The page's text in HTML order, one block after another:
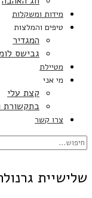
מידות ומשקלות
טיפים והמלצות
המגדיר
גבישס
מטיילת
מי אני
קצת עלי
בתקשורת
צרו קשר
שלישיית